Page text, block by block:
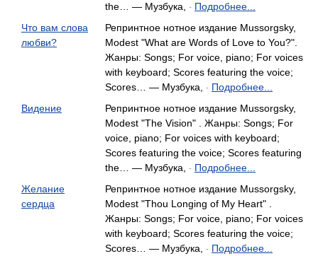
the… — Музбука,
- Подробнее...
Что вам слова
любви?
Репринтное нотное издание Mussorgsky,
Modest "What are Words of Love to You?".
Жанры: Songs; For voice, piano; For voices
with keyboard; Scores featuring the voice;
Scores… — Музбука,
- Подробнее...
Видение
Репринтное нотное издание Mussorgsky,
Modest "The Vision" . Жанры: Songs; For
voice, piano; For voices with keyboard;
Scores featuring the voice; Scores featuring
the… — Музбука,
- Подробнее...
Желание
сердца
Репринтное нотное издание Mussorgsky,
Modest "Thou Longing of My Heart" .
Жанры: Songs; For voice, piano; For voices
with keyboard; Scores featuring the voice;
Scores… — Музбука,
- Подробнее...